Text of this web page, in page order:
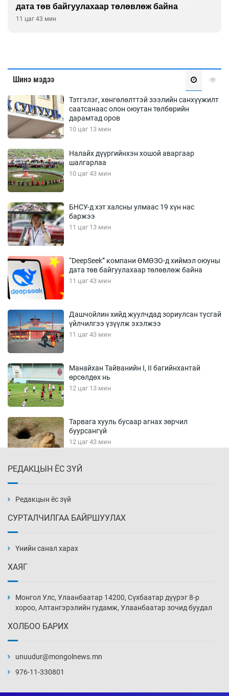
дата төв байгуулахаар төлөвлөж байна
11 цаг 43 мин
Шинэ мэдээ
Тэтгэлэг, хөнгөлөлттэй зээлийн санхүүжилт
саатсанаас олон оюутан төлбөрийн
дарамтад оров
10 цаг 13 мин
Налайх дүүргийнхэн хошой аваргаар
шалгарлаа
10 цаг 43 мин
БНСУ-д хэт халсны улмаас 19 хүн нас
баржээ
11 цаг 13 мин
“DeepSeek” компани ӨМӨЗО-д хиймэл оюуны
дата төв байгуулахаар төлөвлөж байна
11 цаг 43 мин
Дашчойлин хийд жуулчдад зориулсан тусгай
үйлчилгээ үзүүлж эхэлжээ
11 цаг 43 мин
Манайхан Тайванийн I, II багийнхантай
өрсөлдөх нь
12 цаг 13 мин
Тарвага хууль бусаар агнах зөрчил
буурсангүй
12 цаг 43 мин
13 цаг 13 мин
13 цаг 43 мин
14 цаг 13 мин
хэмжээг шинэчлэн тогтоох нь
РЕДАКЦЫН ЁС ЗҮЙ
Редакцын ёс зүй
СУРТАЛЧИЛГАА БАЙРШУУЛАХ
Үнийн санал харах
ХАЯГ
Монгол Улс, Улаанбаатар 14200, Сүхбаатар дүүрэг 8-р
хороо, Алтангэрэлийн гудамж, Улаанбаатар зочид буудал
ХОЛБОО БАРИХ
unuudur@mongolnews.mn
976-11-330801